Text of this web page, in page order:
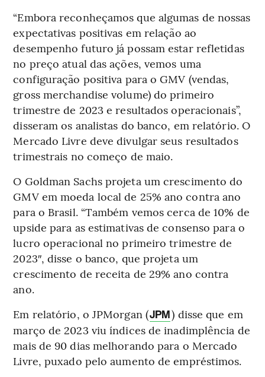
“Embora reconheçamos que algumas de nossas
expectativas positivas em relação ao
desempenho futuro já possam estar refletidas
no preço atual das ações, vemos uma
configuração positiva para o GMV (vendas,
gross merchandise volume) do primeiro
trimestre de 2023 e resultados operacionais”,
disseram os analistas do banco, em relatório. O
Mercado Livre deve divulgar seus resultados
trimestrais no começo de maio.
O Goldman Sachs projeta um crescimento do
GMV em moeda local de 25% ano contra ano
para o Brasil. “Também vemos cerca de 10% de
upside para as estimativas de consenso para o
lucro operacional no primeiro trimestre de
2023″, disse o banco, que projeta um
crescimento de receita de 29% ano contra
ano.
Em relatório, o JPMorgan (JPM) disse que em
março de 2023 viu índices de inadimplência de
mais de 90 dias melhorando para o Mercado
Livre, puxado pelo aumento de empréstimos.